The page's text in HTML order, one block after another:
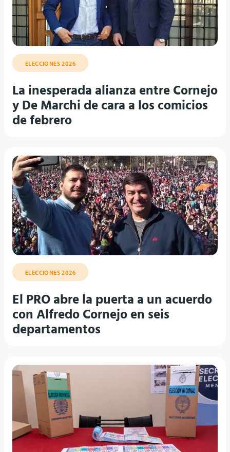
ELECCIONES 2026
La inesperada alianza entre Cornejo
y De Marchi de cara a los comicios
de febrero
ELECCIONES 2026
El PRO abre la puerta a un acuerdo
con Alfredo Cornejo en seis
departamentos